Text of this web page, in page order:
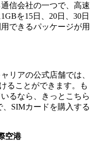
信会社の一つで、高速
を15日、20日、30日
できるパッケージが用
リアの公式店舗では、
ることができます。も
るなら、きっとこちら
SIMカードを購入する
空港